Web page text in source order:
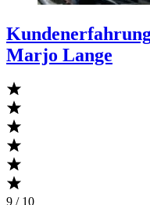
Marjo Lange
9 / 10